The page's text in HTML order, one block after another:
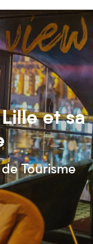
et sa
Tourisme